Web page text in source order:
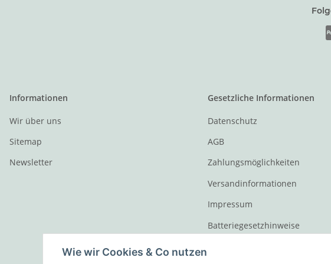
Informationen
Wir über uns
Sitemap
Newsletter
Gesetzliche Informationen
Datenschutz
AGB
Zahlungsmöglichkeiten
Versandinformationen
Impressum
Batteriegesetzhinweise
Wie wir Cookies & Co nutzen